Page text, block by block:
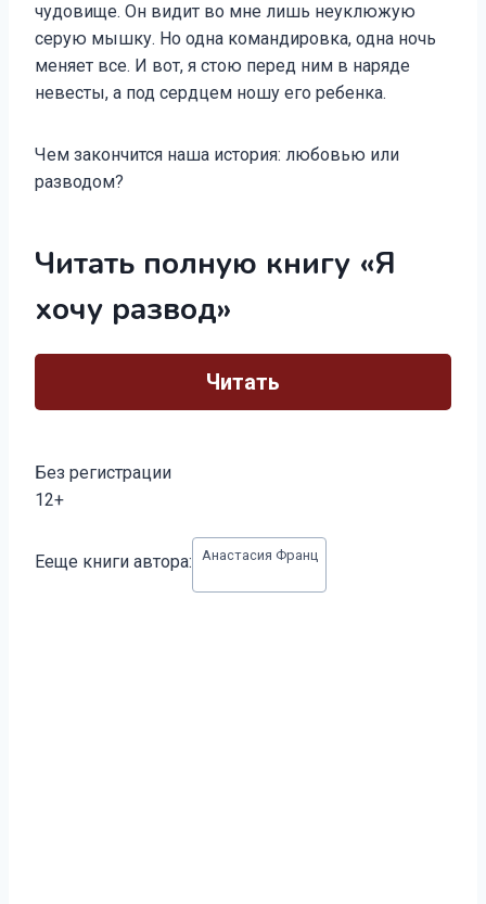
чудовище. Он видит во мне лишь неуклюжую
серую мышку. Но одна командировка, одна ночь
меняет все. И вот, я стою перед ним в наряде
невесты, а под сердцем ношу его ребенка.
Чем закончится наша история: любовью или
разводом?
Читать полную книгу «Я
хочу развод»
Читать
Без регистрации
12+
записи:
Ееще книги автора: Анастасия Франц